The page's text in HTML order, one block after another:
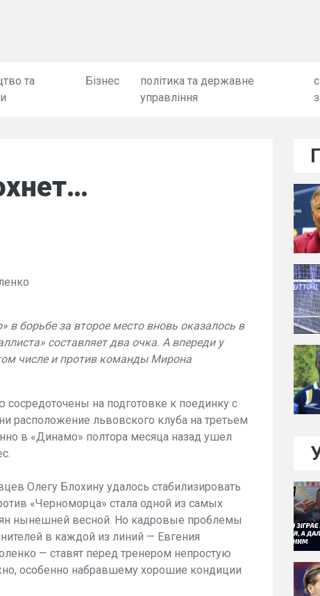
та
Бізнес
політика та державне
управління
борьбе за второе место вновь оказалось в
составляет два очка. А впереди у
числе и против ко­манды Мирона
на подготовке к поединку с
расположение львовского клуба на третьем
в «Динамо» полтора ме­сяца назад ушел
Олегу Блохину удалось стабилизировать
«Черноморца» стала одной из самых
ны­нешней весной. Но кадровые проблемы
в каждой из линий — Евгения
— ставят перед тре­нером непростую
особенно набравшему хорошие кондиции